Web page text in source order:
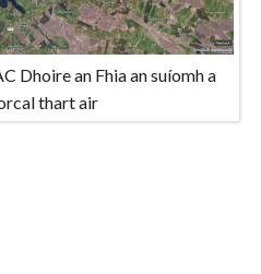
Dhoire an Fhia an suíomh a
thart air